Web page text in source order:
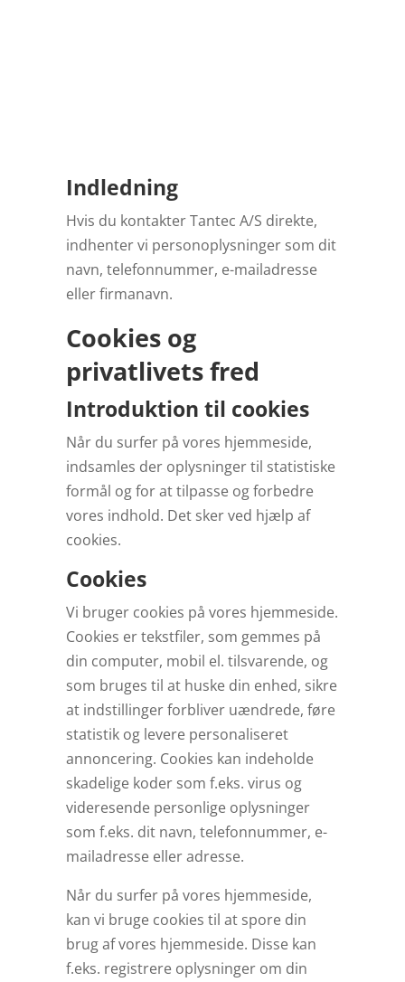
Indledning
Hvis du kontakter Tantec A/S direkte,
indhenter vi personoplysninger som dit
navn, telefonnummer, e-mailadresse
eller firmanavn.
Cookies og
privatlivets fred
Introduktion til cookies
Når du surfer på vores hjemmeside,
indsamles der oplysninger til statistiske
formål og for at tilpasse og forbedre
vores indhold. Det sker ved hjælp af
cookies.
Cookies
Vi bruger cookies på vores hjemmeside.
Cookies er tekstfiler, som gemmes på
din computer, mobil el. tilsvarende, og
som bruges til at huske din enhed, sikre
at indstillinger forbliver uændrede, føre
statistik og levere personaliseret
annoncering. Cookies kan indeholde
skadelige koder som f.eks. virus og
videresende personlige oplysninger
som f.eks. dit navn, telefonnummer, e-
mailadresse eller adresse.
Når du surfer på vores hjemmeside,
kan vi bruge cookies til at spore din
brug af vores hjemmeside. Disse kan
f.eks. registrere oplysninger om din